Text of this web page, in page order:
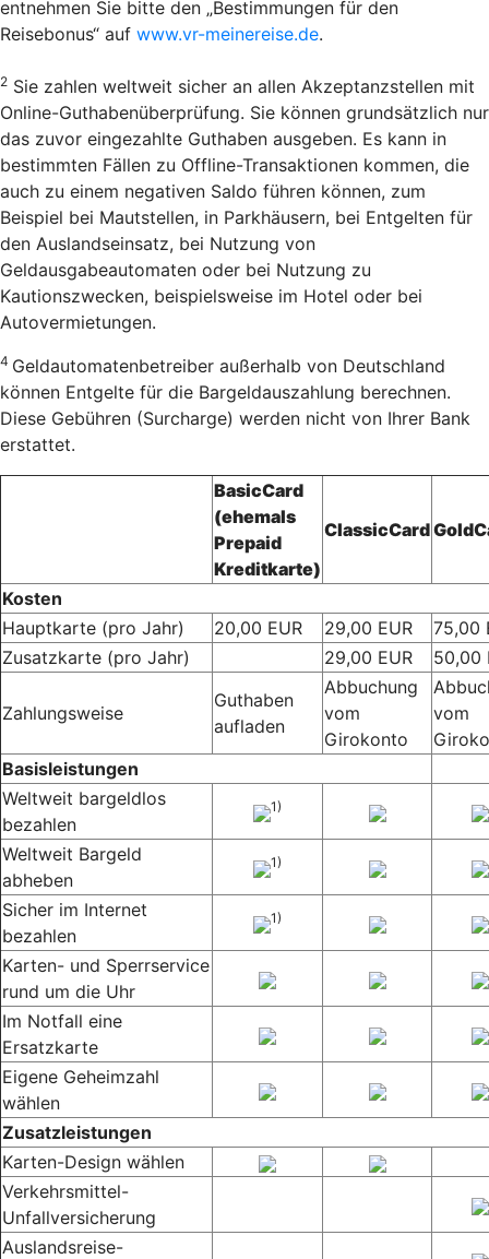
entnehmen Sie bitte den „Bestimmungen für den
Reisebonus“ auf www.vr-meinereise.de.
2 Sie zahlen weltweit sicher an allen Akzeptanzstellen mit
Online-Guthabenüberprüfung. Sie können grundsätzlich nur
das zuvor eingezahlte Guthaben ausgeben. Es kann in
bestimmten Fällen zu Offline-Transaktionen kommen, die
auch zu einem negativen Saldo führen können, zum
Beispiel bei Mautstellen, in Parkhäusern, bei Entgelten für
den Auslandseinsatz, bei Nutzung von
Geldausgabeautomaten oder bei Nutzung zu
Kautionszwecken, beispielsweise im Hotel oder bei
Autovermietungen.
4 Geldautomatenbetreiber außerhalb von Deutschland
können Entgelte für die Bargeldauszahlung berechnen.
Diese Gebühren (Surcharge) werden nicht von Ihrer Bank
erstattet.
BasicCard
(ehemals
Prepaid
Kreditkarte)
ClassicCard
Kosten
Hauptkarte (pro Jahr)
20,00 EUR 29,00 EUR
75,00
Zusatzkarte (pro Jahr)
29,00 EUR 50,00
Zahlungsweise
Guthaben
aufladen
Abbuchung
vom
Girokonto
vom
Basisleistungen
Weltweit bargeldlos
bezahlen
1)
Weltweit Bargeld
abheben
1)
Sicher im Internet
bezahlen
1)
Karten- und Sperrservice
rund um die Uhr
Im Notfall eine
Ersatzkarte
Eigene Geheimzahl
wählen
Zusatzleistungen
Karten-Design wählen
Verkehrsmittel-
Unfallversicherung
Auslandsreise-